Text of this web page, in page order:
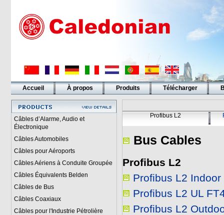
Accueil À propos Produits Télécharger
Liens
Câbles d’Alarme, Audio et
Électronique
Câbles Automobiles
Câbles pour Aéroports
Câbles Aériens à Conduite Groupée
Câbles Équivalents Belden
Câbles de Bus
Câbles Coaxiaux
Câbles pour l'Industrie Pétrolière
Profibus L2
Bus Cables
Profibus L2
Profibus L2 Indoor
Profibus L2 UL
Profibus L2